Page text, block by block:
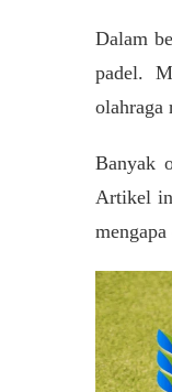
Dalam
padel.
olahraga
Banyak
Artikel